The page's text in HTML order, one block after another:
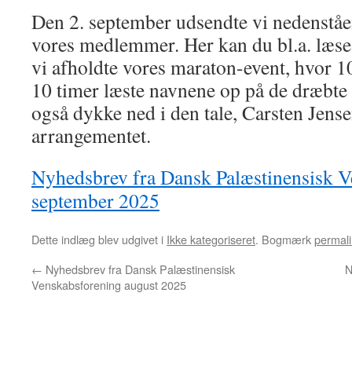
Den 2. september udsendte vi
vores medlemmer. Her kan du bl.a.
vi afholdte vores maraton-event, hvor
10 timer læste navnene op på de
også dykke ned i den tale, Carsten
arrangementet.
Nyhedsbrev fra Dansk Palæstinensisk
september 2025
Dette indlæg blev udgivet i Ikke kategoriseret. Bogmærk
← Nyhedsbrev fra Dansk Palæstinensisk
Venskabsforening august 2025